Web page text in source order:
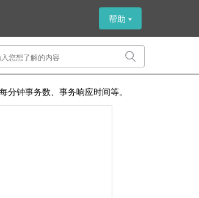
帮助
分钟事务数、事务响应时间等。